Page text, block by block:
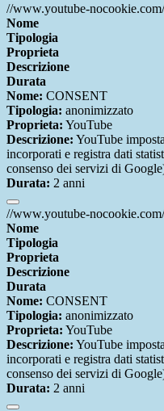
//www.youtube-
Nome
Tipologia
Proprieta
Descrizione
Durata
Nome: CONSENT
Tipologia: anonimizzato
Proprieta: YouTube
Descrizione: YouTube
incorporati e registra dati
consenso dei servizi di
Durata: 2 anni
//www.youtube-
Nome
Tipologia
Proprieta
Descrizione
Durata
Nome: CONSENT
Tipologia: anonimizzato
Proprieta: YouTube
Descrizione: YouTube
incorporati e registra dati
consenso dei servizi di
Durata: 2 anni